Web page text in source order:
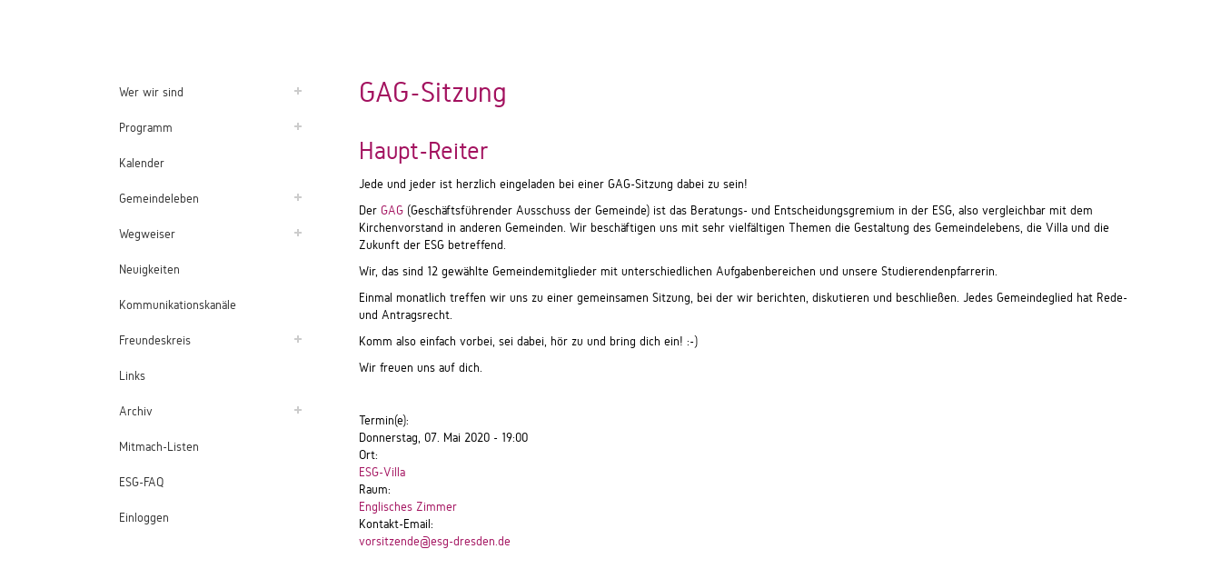
Wer wir sind
Programm
Kalender
Gemeindeleben
Wegweiser
Neuigkeiten
Kommunikationskanäle
Freundeskreis
Links
Archiv
Mitmach-Listen
ESG-FAQ
Einloggen
GAG-Sitzung
Haupt-Reiter
Jede und jeder ist herzlich eingeladen bei einer GAG-Sitzung dabei zu sein!
Der GAG(Geschäftsführender Ausschuss der Gemeinde) ist das Beratungs- und Entscheidungsgremium in der ESG, also vergleichbar mit dem
Kirchenvorstand in anderen Gemeinden. Wir beschäftigen uns mit sehr vielfältigen Themen die Gestaltung des Gemeindelebens, die Villa und die
Zukunft der ESG betreffend.
Wir, das sind 12 gewählte Gemeindemitglieder mit unterschiedlichen Aufgabenbereichen und unsere Studierendenpfarrerin.
Einmal monatlich treffen wir uns zu einer gemeinsamen Sitzung, bei der wir berichten, diskutieren und beschließen. Jedes Gemeindeglied hat Rede-
und Antragsrecht.
Komm also einfach vorbei, sei dabei, hör zu und bring dich ein! :-)
Wir freuen uns auf dich.
Termin(e):
Donnerstag, 07. Mai 2020 - 19:00
Ort:
ESG-Villa
Raum:
Englisches Zimmer
Kontakt-Email:
vorsitzende@esg-dresden.de